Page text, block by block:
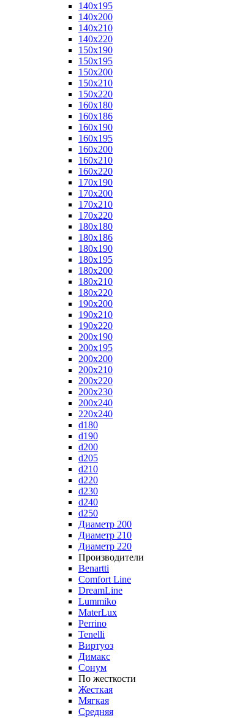
140x195
140x200
140x210
140x220
150x190
150x195
150x200
150x210
150x220
160x180
160x186
160x190
160x195
160x200
160x210
160x220
170x190
170x200
170x210
170x220
180x180
180x186
180x190
180x195
180x200
180x210
180x220
190x200
190x210
190x220
200x190
200x195
200x200
200x210
200x220
200x230
200x240
220x240
d180
d190
d200
d205
d210
d220
d230
d240
d250
Диаметр 200
Диаметр 210
Диаметр 220
Производители
Benartti
Comfort Line
DreamLine
Lummiko
MaterLux
Perrino
Tenelli
Виртуоз
Димакс
Сонум
По жесткости
Жесткая
Мягкая
Средняя